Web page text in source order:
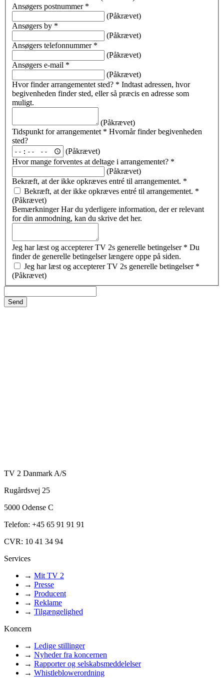
Ansøgers postnummer *
(Påkrævet)
Ansøgers by *
(Påkrævet)
Ansøgers telefonnummer *
(Påkrævet)
Ansøgers e-mail *
(Påkrævet)
Hvor finder arrangementet sted? * Indtast adressen, hvor
begivenheden finder sted, eller så præcis en adresse som
muligt.
(Påkrævet)
Tidspunkt for arrangementet * Hvornår finder begivenheden
sted?
(Påkrævet)
Hvor mange forventes at deltage i arrangementet? *
(Påkrævet)
Bekræft, at der ikke opkræves entré til arrangementet. *
Bekræft, at der ikke opkræves entré til arrangementet. *
(Påkrævet)
BemærkningerHar du yderligere information, der er relevant
for din anmodning, kan du skrive det her.
Jeg har læst og accepterer TV 2s generelle betingelser * Du
finder de generelle betingelser længere oppe på siden.
Jeg har læst og accepterer TV 2s generelle betingelser *
(Påkrævet)
TV 2 Danmark A/S
Rugårdsvej 25
5000 Odense C
Telefon: +45 65 91 91 91
CVR: 10 41 34 94
Services
→ Mit TV 2
→ Presse
→ Producent
→ Reklame
→ Tilgængelighed
Koncern
→ Ledige stillinger
→ Nyheder fra koncernen
→ Rapporter og selskabsmeddelelser
→ Whistleblowerordning